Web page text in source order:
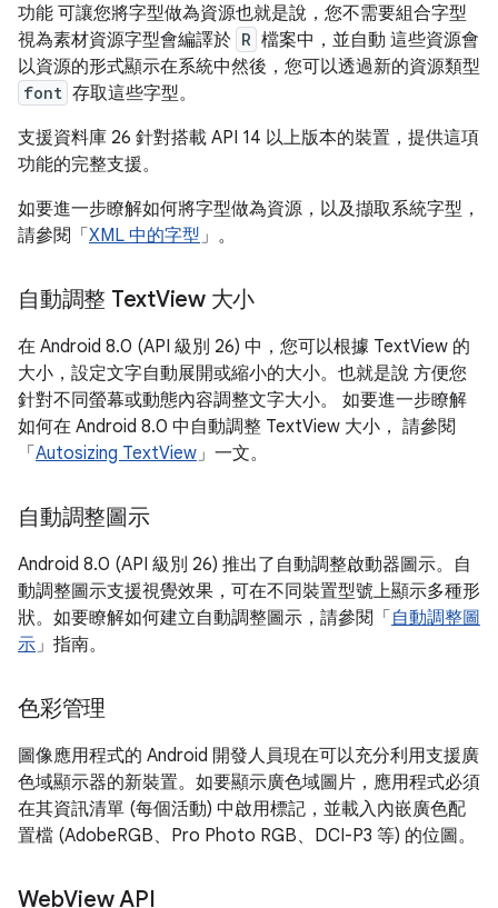
功能 可讓您將字型做為資源也就是說，您不需要組合字型
視為素材資源字型會編譯於 R 檔案中，並自動 這些資源會
以資源的形式顯示在系統中然後，您可以透過新的資源類型
font 存取這些字型。
支援資料庫 26 針對搭載 API 14 以上版本的裝置，提供這項
功能的完整支援。
如要進一步瞭解如何將字型做為資源，以及擷取系統字型，
請參閱「 XML 中的字型」。
自動調整 TextView 大小
在 Android 8.0 (API 級別 26) 中，您可以根據 TextView 的
大小，設定文字自動展開或縮小的大小。也就是說 方便您
針對不同螢幕或動態內容調整文字大小。 如要進一步瞭解
如何在 Android 8.0 中自動調整 TextView 大小， 請參閱
「 Autosizing TextView」一文。
自動調整圖示
Android 8.0 (API 級別 26) 推出了自動調整啟動器圖示。自
動調整圖示支援視覺效果，可在不同裝置型號上顯示多種形
狀。如要瞭解如何建立自動調整圖示，請參閱「 自動調整圖
示」指南。
色彩管理
圖像應用程式的 Android 開發人員現在可以充分利用支援廣
色域顯示器的新裝置。如要顯示廣色域圖片，應用程式必須
在其資訊清單 (每個活動) 中啟用標記，並載入內嵌廣色配
置檔 (AdobeRGB、Pro Photo RGB、DCI-P3 等) 的位圖。
WebView API